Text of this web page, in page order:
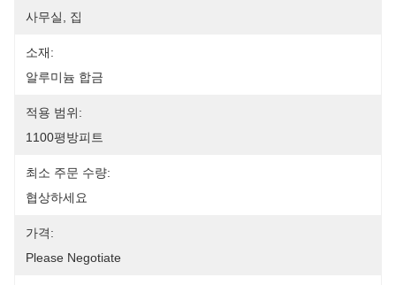
사무실, 집
소재:
알루미늄 합금
적용 범위:
1100평방피트
최소 주문 수량:
협상하세요
가격:
Please Negotiate